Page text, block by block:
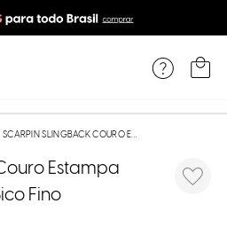
SCARPIN SLINGBACK COURO ESTAMPA ANIMAL PRINT ONÇA BICO FINO
Estampa
Fino